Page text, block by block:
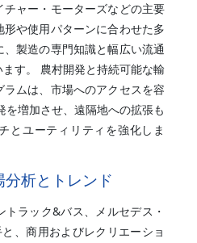
ャー・モーターズなどの主要
や使用パターンに合わせた多
製造の専門知識と幅広い流通
す。 農村開発と持続可能な輸
ムは、市場へのアクセスを容
増加させ、遠隔地への拡張も
とユーティリティを強化しま
分析とトレンド
トラック&バス、メルセデス・
、商用およびレクリエーショ